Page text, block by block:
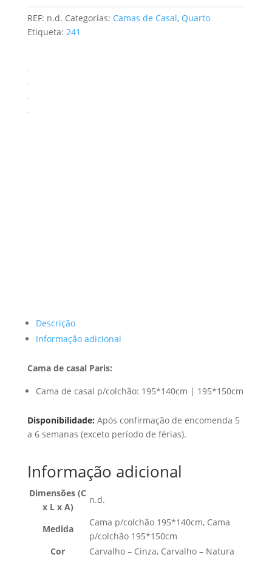
305,84 €
through
REF: n.d. Categorias: Camas de Casal, Quarto
Etiqueta: 241
Descrição
Informação adicional
Cama de casal Paris:
Cama de casal p/colchão: 195*140cm | 195*150cm
Disponibilidade: Após confirmação de encomenda 5
a 6 semanas (exceto período de férias).
Informação adicional
Dimensões (C
x L x A)
n.d.
Medida
Cama p/colchão 195*140cm, Cama
p/colchão 195*150cm
Cor
Carvalho – Cinza, Carvalho – Natura